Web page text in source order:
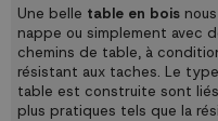
Une belle table en bois
nappe ou simplement avec
chemins de table, à
résistant aux taches. Le
table est construite sont
plus pratiques tels que la